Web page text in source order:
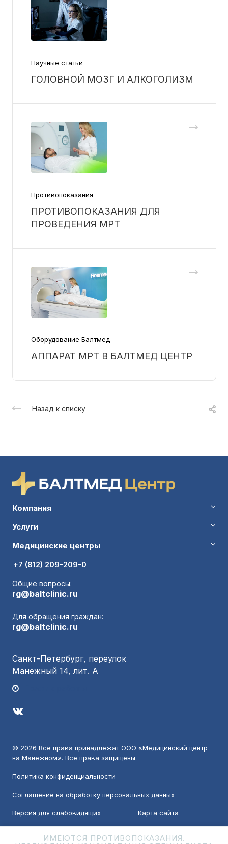
Научные статьи
ГОЛОВНОЙ МОЗГ И АЛКОГОЛИЗМ
Противопоказания
ПРОТИВОПОКАЗАНИЯ ДЛЯ
ПРОВЕДЕНИЯ МРТ
Оборудование Балтмед
АППАРАТ МРТ В БАЛТМЕД ЦЕНТР
Назад к списку
Компания
Услуги
Медицинские центры
+7 (812) 209-209-0
Общие вопросы:
rg@baltclinic.ru
Для обращения граждан:
rg@baltclinic.ru
Санкт-Петербург, переулок
Манежный 14, лит. А
© 2026 Все права принадлежат ООО «Медицинский центр
на Манежном». Все права защищены
Политика конфиденциальности
Соглашение на обработку персональных данных
Версия для слабовидящих Карта сайта
ИМЕЮТСЯ ПРОТИВОПОКАЗАНИЯ.